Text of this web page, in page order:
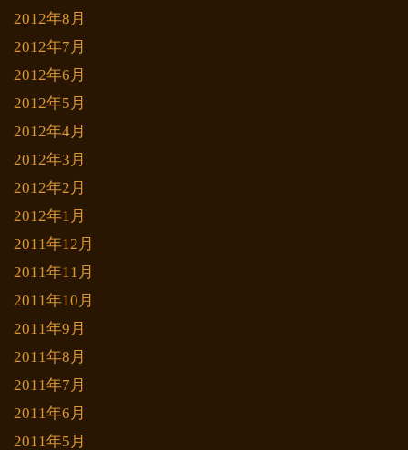
2012年8月
2012年7月
2012年6月
2012年5月
2012年4月
2012年3月
2012年2月
2012年1月
2011年12月
2011年11月
2011年10月
2011年9月
2011年8月
2011年7月
2011年6月
2011年5月